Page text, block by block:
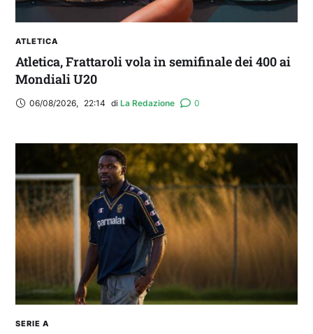
ATLETICA
Atletica, Frattaroli vola in semifinale dei 400 ai
Mondiali U20
06/08/2026, 22:14 di La Redazione 0
SERIE A